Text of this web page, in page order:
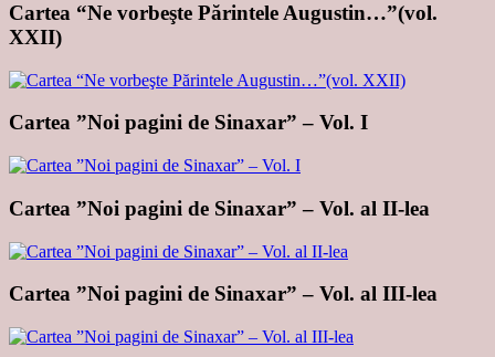
Cartea “Ne vorbeşte Părintele Augustin…”(vol.
XXII)
Cartea ”Noi pagini de Sinaxar” – Vol. I
Cartea ”Noi pagini de Sinaxar” – Vol. al II-lea
Cartea ”Noi pagini de Sinaxar” – Vol. al III-lea